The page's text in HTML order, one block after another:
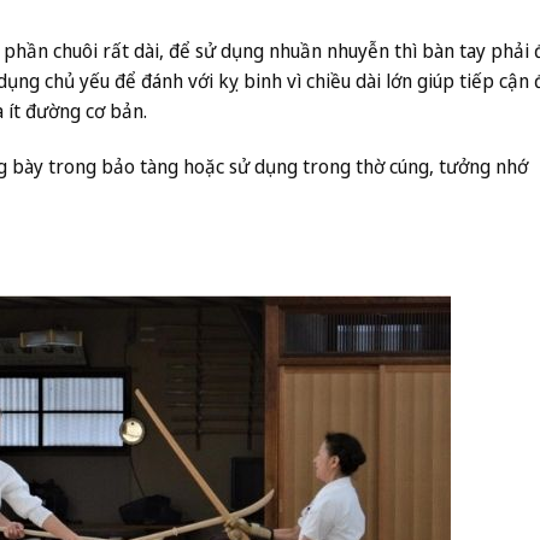
chuôi rất dài, để sử dụng nhuần nhuyễn thì bàn tay phải
chủ yếu để đánh với kỵ binh vì chiều dài lớn giúp tiếp cận
ít đường cơ bản.
trong bảo tàng hoặc sử dụng trong thờ cúng, tưởng nhớ